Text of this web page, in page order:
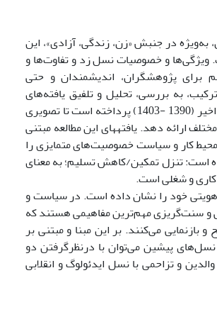
در جنبش «زن، زندگی، آزادی»، این
ویژگی‌ها و خصوصیات نسل زد و تفاوت‌ها و
برای پژوهشگران، اندیشمندان و حتی
به بررسی، تحلیل و تلفیق یافته‌های
مقاله‌های علمی تهیه و منتشرشده معتبر در حوزه نسل زد در یک دهه اخیر (1390 -1403) پرداخته است تا تصویری
ارائه دهد. یافته­های این مطالعه مبتنی
محیط کار و سیاست خصوصیت‌های متمایزی را
است: تنزل تمکین/کاهش تسلیم؛ به معنای
کاری و شغلی است.
هویتی خود را نشان داده است. در سیاست و
و سنت‌گریزی مهم‌ترین مفاهیمی هستند که
می‌کنند. بر این مبنا و مبتنی بر
پیشین می‌توان با درنظرگرفتن دو
و تزاحمی با نسل ایدئولوگ و انقلابی